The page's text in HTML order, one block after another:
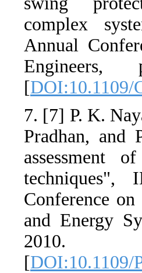
complex
Annual
[DOI:10.1109/
7. [7] P. K.
Pradhan, and
assessment
techniques",
Conference
and Energy
2010.
[DOI:10.1109/